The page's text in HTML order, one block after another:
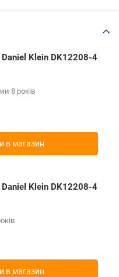
Klein DK12208-4
8 років
в магазин
Klein DK12208-4
в магазин